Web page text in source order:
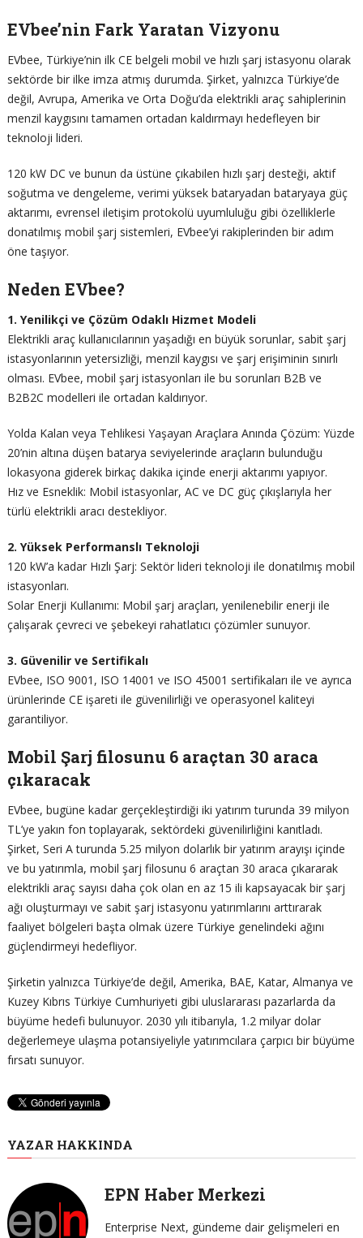
EVbee’nin Fark Yaratan Vizyonu
EVbee, Türkiye’nin ilk CE belgeli mobil ve hızlı şarj istasyonu olarak
sektörde bir ilke imza atmış durumda. Şirket, yalnızca Türkiye’de
değil, Avrupa, Amerika ve Orta Doğu’da elektrikli araç sahiplerinin
menzil kaygısını tamamen ortadan kaldırmayı hedefleyen bir
teknoloji lideri.
120 kW DC ve bunun da üstüne çıkabilen hızlı şarj desteği, aktif
soğutma ve dengeleme, verimi yüksek bataryadan bataryaya güç
aktarımı, evrensel iletişim protokolü uyumluluğu gibi özelliklerle
donatılmış mobil şarj sistemleri, EVbee’yi rakiplerinden bir adım
öne taşıyor.
Neden EVbee?
1. Yenilikçi ve Çözüm Odaklı Hizmet Modeli
Elektrikli araç kullanıcılarının yaşadığı en büyük sorunlar, sabit şarj
istasyonlarının yetersizliği, menzil kaygısı ve şarj erişiminin sınırlı
olması. EVbee, mobil şarj istasyonları ile bu sorunları B2B ve
B2B2C modelleri ile ortadan kaldırıyor.
Yolda Kalan veya Tehlikesi Yaşayan Araçlara Anında Çözüm: Yüzde
20’nin altına düşen batarya seviyelerinde araçların bulunduğu
lokasyona giderek birkaç dakika içinde enerji aktarımı yapıyor.
Hız ve Esneklik: Mobil istasyonlar, AC ve DC güç çıkışlarıyla her
türlü elektrikli aracı destekliyor.
2. Yüksek Performanslı Teknoloji
120 kW’a kadar Hızlı Şarj: Sektör lideri teknoloji ile donatılmış mobil
istasyonları.
Solar Enerji Kullanımı: Mobil şarj araçları, yenilenebilir enerji ile
çalışarak çevreci ve şebekeyi rahatlatıcı çözümler sunuyor.
3. Güvenilir ve Sertifikalı
EVbee, ISO 9001, ISO 14001 ve ISO 45001 sertifikaları ile ve ayrıca
ürünlerinde CE işareti ile güvenilirliği ve operasyonel kaliteyi
garantiliyor.
Mobil Şarj filosunu 6 araçtan 30 araca
çıkaracak
EVbee, bugüne kadar gerçekleştirdiği iki yatırım turunda 39 milyon
TL’ye yakın fon toplayarak, sektördeki güvenilirliğini kanıtladı.
Şirket, Seri A turunda 5.25 milyon dolarlık bir yatırım arayışı içinde
ve bu yatırımla, mobil şarj filosunu 6 araçtan 30 araca çıkararak
elektrikli araç sayısı daha çok olan en az 15 ili kapsayacak bir şarj
ağı oluşturmayı ve sabit şarj istasyonu yatırımlarını arttırarak
faaliyet bölgeleri başta olmak üzere Türkiye genelindeki ağını
güçlendirmeyi hedefliyor.
Şirketin yalnızca Türkiye’de değil, Amerika, BAE, Katar, Almanya ve
Kuzey Kıbrıs Türkiye Cumhuriyeti gibi uluslararası pazarlarda da
büyüme hedefi bulunuyor. 2030 yılı itibarıyla, 1.2 milyar dolar
değerlemeye ulaşma potansiyeliyle yatırımcılara çarpıcı bir büyüme
fırsatı sunuyor.
YAZAR HAKKINDA
EPN Haber Merkezi
Enterprise Next, gündeme dair gelişmeleri en